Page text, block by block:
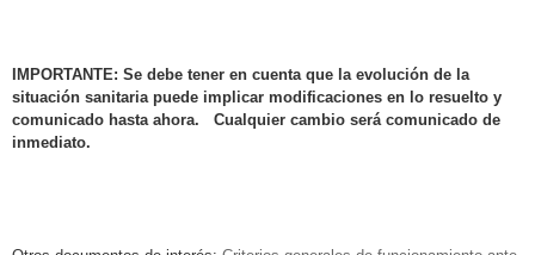
IMPORTANTE: Se debe tener en cuenta que la evolución de la
situación sanitaria puede implicar modificaciones en lo resuelto y
comunicado hasta ahora. Cualquier cambio será comunicado de
inmediato.